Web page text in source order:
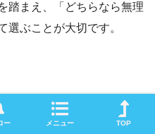
踏まえ、「どちらなら無理
選ぶことが大切です。
、制度ごとに大きく異なり
ー メニュー TOP